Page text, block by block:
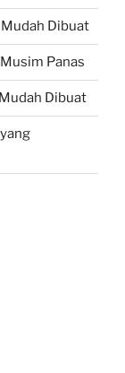
Dibuat
Panas
Dibuat